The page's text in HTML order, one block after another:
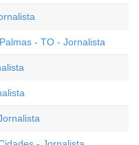
- TO - Jornalista